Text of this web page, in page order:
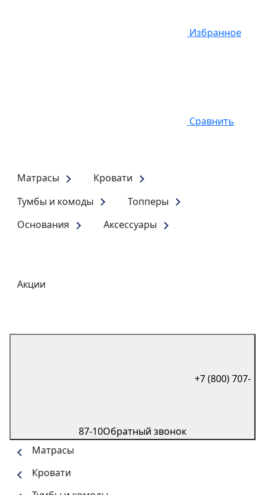
Избранное
Сравнить
Матрасы
Кровати
Тумбы и комоды
Топперы
Основания
Аксессуары
Акции
+7 (800) 707-
87-10Обратный звонок
Матрасы
Кровати